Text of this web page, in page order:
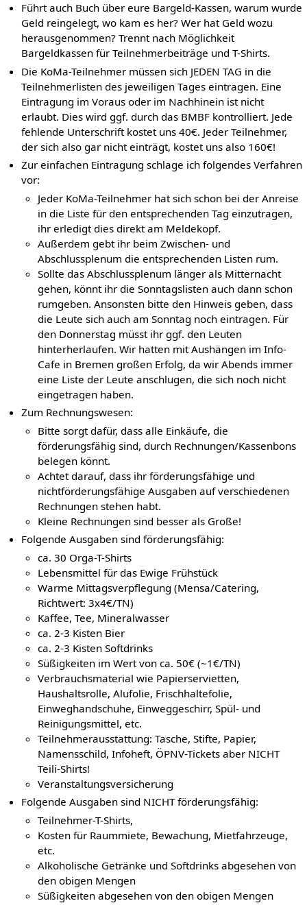
Führt auch Buch über eure Bargeld-Kassen, warum wurde
Geld reingelegt, wo kam es her? Wer hat Geld wozu
herausgenommen? Trennt nach Möglichkeit
Bargeldkassen für Teilnehmerbeiträge und T-Shirts.
Die KoMa-Teilnehmer müssen sich JEDEN TAG in die
Teilnehmerlisten des jeweiligen Tages eintragen. Eine
Eintragung im Voraus oder im Nachhinein ist nicht
erlaubt. Dies wird ggf. durch das BMBF kontrolliert. Jede
fehlende Unterschrift kostet uns 40€. Jeder Teilnehmer,
der sich also gar nicht einträgt, kostet uns also 160€!
Zur einfachen Eintragung schlage ich folgendes Verfahren
vor:
Jeder KoMa-Teilnehmer hat sich schon bei der Anreise
in die Liste für den entsprechenden Tag einzutragen,
ihr erledigt dies direkt am Meldekopf.
Außerdem gebt ihr beim Zwischen- und
Abschlussplenum die entsprechenden Listen rum.
Sollte das Abschlussplenum länger als Mitternacht
gehen, könnt ihr die Sonntagslisten auch dann schon
rumgeben. Ansonsten bitte den Hinweis geben, dass
die Leute sich auch am Sonntag noch eintragen. Für
den Donnerstag müsst ihr ggf. den Leuten
hinterherlaufen. Wir hatten mit Aushängen im Info-
Cafe in Bremen großen Erfolg, da wir Abends immer
eine Liste der Leute anschlugen, die sich noch nicht
eingetragen haben.
Zum Rechnungswesen:
Bitte sorgt dafür, dass alle Einkäufe, die
förderungsfähig sind, durch Rechnungen/Kassenbons
belegen könnt.
Achtet darauf, dass ihr förderungsfähige und
nichtförderungsfähige Ausgaben auf verschiedenen
Rechnungen stehen habt.
Kleine Rechnungen sind besser als Große!
Folgende Ausgaben sind förderungsfähig:
ca. 30 Orga-T-Shirts
Lebensmittel für das Ewige Frühstück
Warme Mittagsverpflegung (Mensa/Catering,
Richtwert: 3x4€/TN)
Kaffee, Tee, Mineralwasser
ca. 2-3 Kisten Bier
ca. 2-3 Kisten Softdrinks
Süßigkeiten im Wert von ca. 50€ (~1€/TN)
Verbrauchsmaterial wie Papierservietten,
Haushaltsrolle, Alufolie, Frischhaltefolie,
Einweghandschuhe, Einweggeschirr, Spül- und
Reinigungsmittel, etc.
Teilnehmerausstattung: Tasche, Stifte, Papier,
Namensschild, Infoheft, ÖPNV-Tickets aber NICHT
Teili-Shirts!
Veranstaltungsversicherung
Folgende Ausgaben sind NICHT förderungsfähig:
Teilnehmer-T-Shirts,
Kosten für Raummiete, Bewachung, Mietfahrzeuge,
etc.
Alkoholische Getränke und Softdrinks abgesehen von
den obigen Mengen
Süßigkeiten abgesehen von den obigen Mengen